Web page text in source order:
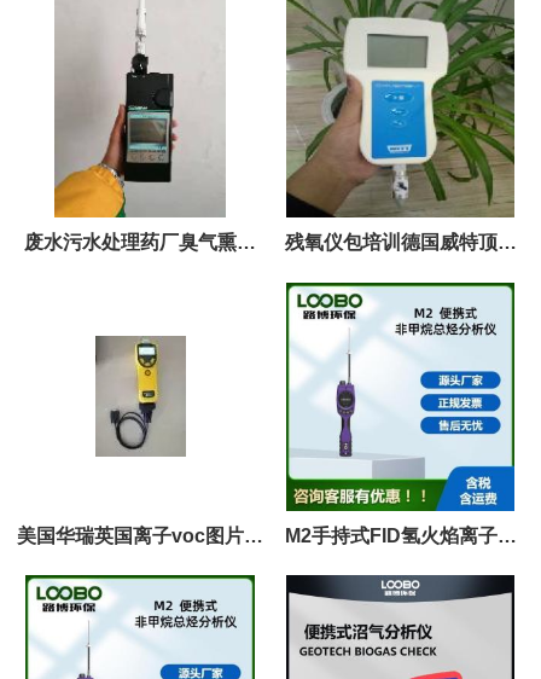
废水污水处理药厂臭气熏天 残氧仪包培训德国威特顶空
分析仪
美国华瑞英国离子voc图片参
数
M2手持式FID氢火焰离子化
检测仪 满足GB 37822-2019
国标要求